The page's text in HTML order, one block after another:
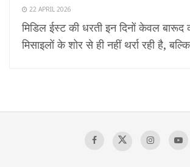
22 APRIL 2026
मिडिल ईस्ट की धरती इन दिनों केवल
मिसाइलों के शोर से ही नहीं थर्रा रही है,